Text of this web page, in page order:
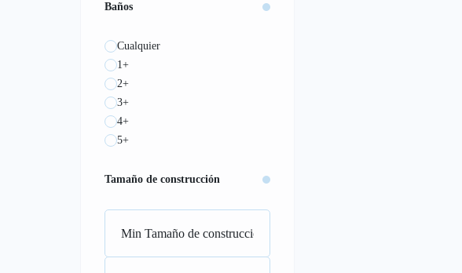
Baños
Cualquier
1+
2+
3+
4+
5+
Tamaño de construcción